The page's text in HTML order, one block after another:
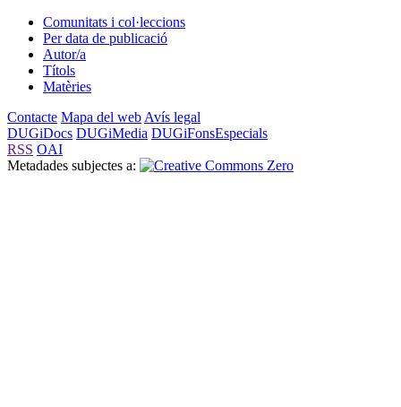
Comunitats i col·leccions
Per data de publicació
Autor/a
Títols
Matèries
Contacte Mapa del web Avís legal
DUGiDocs DUGiMedia DUGiFonsEspecials
RSS OAI
Metadades subjectes a: